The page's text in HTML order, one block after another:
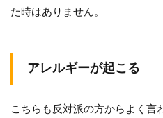
た時はありません。
アレルギーが起こる
こちらも反対派の方からよく言